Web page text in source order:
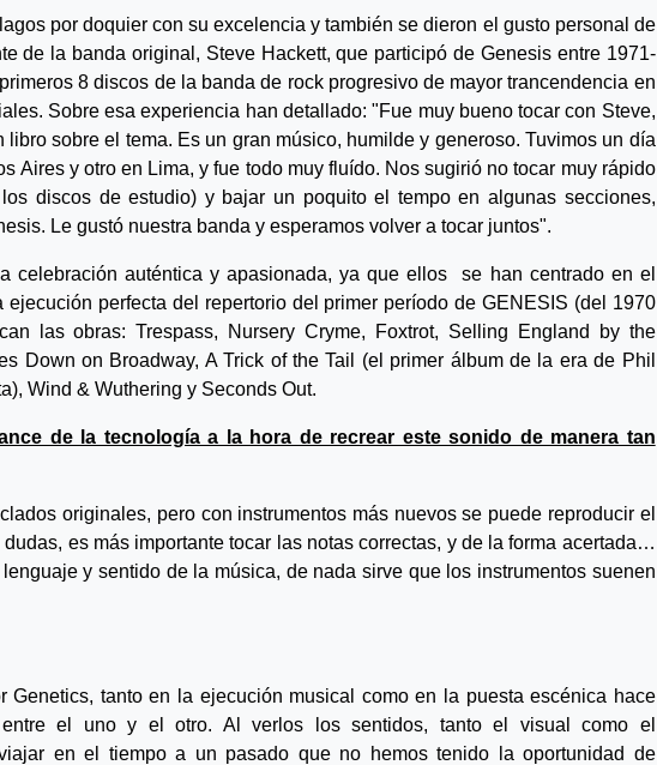
por doquier con su excelencia y también se dieron el gusto personal de
de la banda original, Steve Hackett, que participó de Genesis entre 1971-
8 discos de la banda de rock progresivo de mayor trancendencia en
Sobre esa experiencia han detallado: "Fue muy bueno tocar con Steve,
libro sobre el tema. Es un gran músico, humilde y generoso. Tuvimos un día
Aires y otro en Lima, y fue todo muy fluído. Nos sugirió no tocar muy rápido
discos de estudio) y bajar un poquito el tempo en algunas secciones,
Le gustó nuestra banda y esperamos volver a tocar juntos".
celebración auténtica y apasionada, ya que ellos se han centrado en el
ejecución perfecta del repertorio del primer período de GENESIS (del 1970
las obras: Trespass, Nursery Cryme, Foxtrot, Selling England by the
Down on Broadway, A Trick of the Tail (el primer álbum de la era de Phil
Wind & Wuthering y Seconds Out.
de la tecnología a la hora de recrear este sonido de manera tan
originales, pero con instrumentos más nuevos se puede reproducir el
es más importante tocar las notas correctas, y de la forma acertada…
y sentido de la música, de nada sirve que los instrumentos suenen
Genetics, tanto en la ejecución musical como en la puesta escénica hace
entre el uno y el otro. Al verlos los sentidos, tanto el visual como el
en el tiempo a un pasado que no hemos tenido la oportunidad de